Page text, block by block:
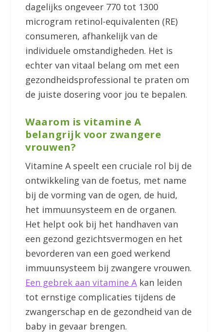
dagelijks ongeveer 770 tot 1300
microgram retinol-equivalenten (RE)
consumeren, afhankelijk van de
individuele omstandigheden. Het is
echter van vitaal belang om met een
gezondheidsprofessional te praten om
de juiste dosering voor jou te bepalen.
Waarom is vitamine A
belangrijk voor zwangere
vrouwen?
Vitamine A speelt een cruciale rol bij de
ontwikkeling van de foetus, met name
bij de vorming van de ogen, de huid,
het immuunsysteem en de organen.
Het helpt ook bij het handhaven van
een gezond gezichtsvermogen en het
bevorderen van een goed werkend
immuunsysteem bij zwangere vrouwen.
Een gebrek aan vitamine A kan leiden
tot ernstige complicaties tijdens de
zwangerschap en de gezondheid van de
baby in gevaar brengen.